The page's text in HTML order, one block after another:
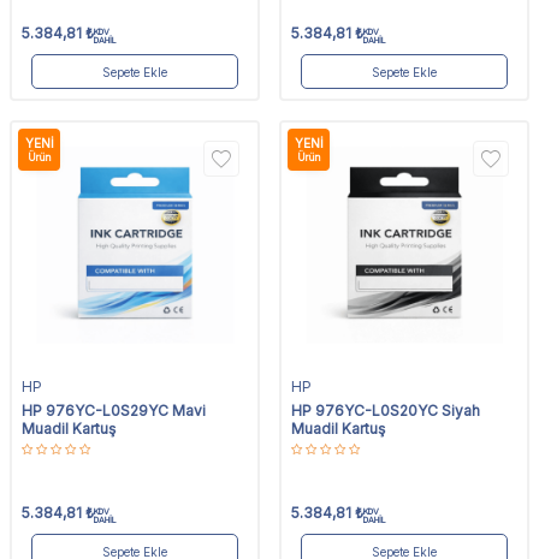
5.384,81 ₺KDV
DAHİL
Sepete Ekle
5.384,81 ₺KDV
DAHİL
Sepete Ekle
YENI
Ürün
HP
HP 976YC-L0S29YC Mavi
Muadil Kartuş
5.384,81 ₺KDV
DAHİL
Sepete Ekle
YENI
Ürün
HP
HP 976YC-L0S20YC Siyah
Muadil Kartuş
5.384,81 ₺KDV
DAHİL
Sepete Ekle